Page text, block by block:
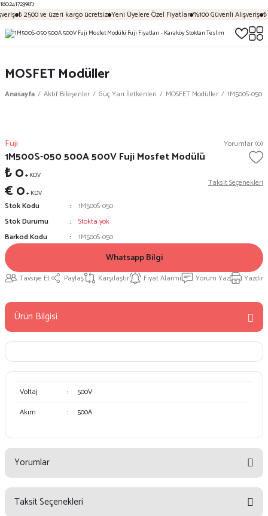
18024172398');
₺ 2500 ve üzeri kargo ücretsiz Yeni Üyelere Özel Fiyatlar %100 Güvenli Alışveriş ₺
MOSFET Modüller
Anasayfa Aktif Bileşenler Güç Yarı İletkenleri MOSFET Modüller 1M500S-050
Fuji Yorumlar (0)
1M500S-050 500A 500V Fuji Mosfet Modülü
₺ 0+ KDV
€ 0+ KDV
Taksit Seçenekleri
Stok Kodu
1M500S-050
Stok Durumu
Stokta yok
Barkod Kodu
1M500S-050
Whatsapp Bilgi
Tavsiye Et Paylaş Karşılaştır Fiyat Alarmı Yorum Yaz Yazdır
Ürün Bilgisi
Voltaj :
500V
Akım
: 500A
Yorumlar
Taksit Seçenekleri